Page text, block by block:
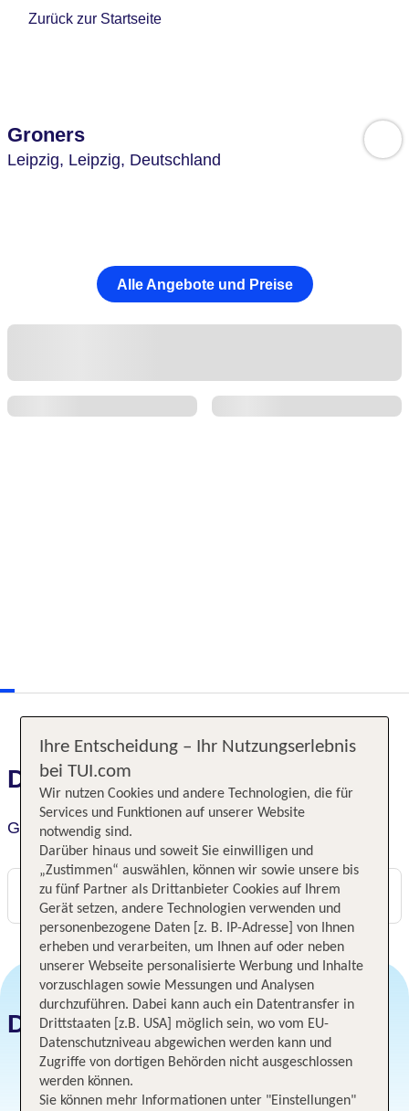
Zurück zur Startseite
Groners
Leipzig, Leipzig, Deutschland
Alle Angebote und Preise
Das erwartet Sie
Groners Leipzig
Digitaler und telefonischer 24/7 TUI Service
Datum und Preise
Ihre Entscheidung – Ihr Nutzungserlebnis
bei TUI.com
Wir nutzen Cookies und andere Technologien, die für
Services und Funktionen auf unserer Website
notwendig sind.
Darüber hinaus und soweit Sie einwilligen und
„Zustimmen“ auswählen, können wir sowie unsere bis
zu fünf Partner als Drittanbieter Cookies auf Ihrem
Gerät setzen, andere Technologien verwenden und
personenbezogene Daten [z. B. IP-Adresse] von Ihnen
erheben und verarbeiten, um Ihnen auf oder neben
unserer Webseite personalisierte Werbung und Inhalte
vorzuschlagen sowie Messungen und Analysen
durchzuführen. Dabei kann auch ein Datentransfer in
Drittstaaten [z.B. USA] möglich sein, wo vom EU-
Datenschutzniveau abgewichen werden kann und
Zugriffe von dortigen Behörden nicht ausgeschlossen
werden können.
Sie können mehr Informationen unter "Einstellungen"